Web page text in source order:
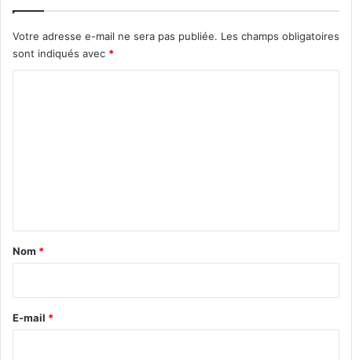
Votre adresse e-mail ne sera pas publiée. Les champs obligatoires
sont indiqués avec *
a
e
Nom *
E-mail *